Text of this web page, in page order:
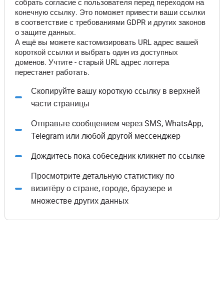
собрать согласие с пользователя перед переходом на
конечную ссылку. Это поможет привести ваши ссылки
в соответствие с требованиями GDPR и других законов
о защите данных.
А ещё вы можете кастомизировать URL адрес вашей
короткой ссылки и выбрать один из доступных
доменов. Учтите - старый URL адрес логгера
перестанет работать.
Скопируйте вашу короткую ссылку в верхней
части страницы
Отправьте сообщением через SMS, WhatsApp,
Telegram или любой другой мессенджер
Дождитесь пока собеседник кликнет по ссылке
Просмотрите детальную статистику по
визитёру о стране, городе, браузере и
множестве других данных